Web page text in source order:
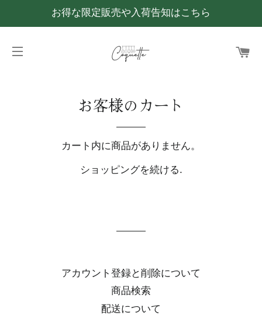
お得な限定販売や入荷告知はこちら
お客様のカート
カート内に商品がありません。
ショッピングを続ける.
アカウント登録と削除について
商品検索
配送について